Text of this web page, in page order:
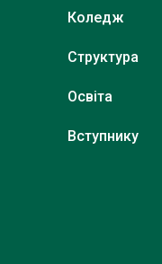
Коледж
Структура
Освіта
Вступнику